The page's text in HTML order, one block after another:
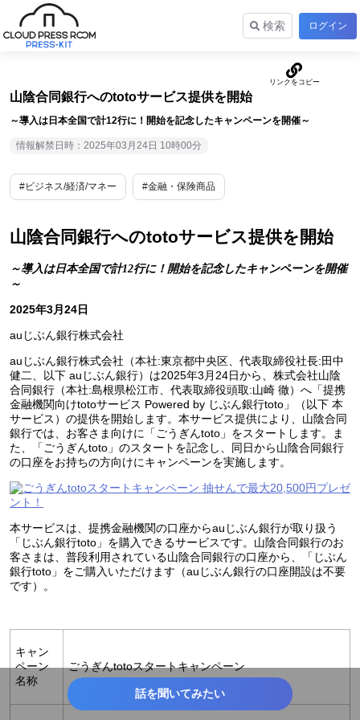
検索 ログイン
山陰合同銀行へのtotoサービス提供を開始
～導入は日本全国で計12行に！開始を記念したキャンペーンを開催～
情報解禁日時：2025年03月24日 10時00分
#ビジネス/経済/マネー #金融・保険商品
山陰合同銀行へのtotoサービス提供を開始
～導入は日本全国で計12行に！開始を記念したキャンペーンを開催
～
2025年3月24日
auじぶん銀行株式会社
auじぶん銀行株式会社（本社:東京都中央区、代表取締役社長:田中
健二、以下 auじぶん銀行）は2025年3月24日から、株式会社山陰
合同銀行（本社:島根県松江市、代表取締役頭取:山崎 徹）へ「提携
金融機関向けtotoサービス Powered by じぶん銀行toto」（以下 本
サービス）の提供を開始します。本サービス提供により、山陰合同
銀行では、お客さま向けに「ごうぎんtoto」をスタートします。ま
た、「ごうぎんtoto」のスタートを記念し、同日から山陰合同銀行
の口座をお持ちの方向けにキャンペーンを実施します。
本サービスは、提携金融機関の口座からauじぶん銀行が取り扱う
「じぶん銀行toto」を購入できるサービスです。山陰合同銀行のお
客さまは、普段利用されている山陰合同銀行の口座から、「じぶん
銀行toto」をご購入いただけます（auじぶん銀行の口座開設は不要
です）。
キャン
ペーン
名称
ごうぎんtotoスタートキャンペーン
話を聞いてみたい